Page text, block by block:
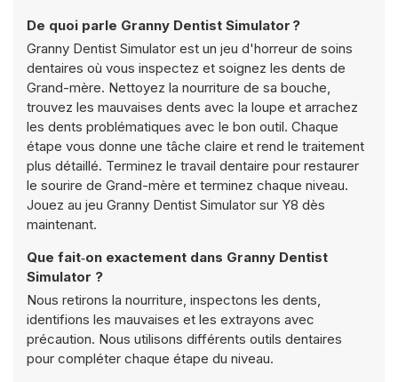
De quoi parle Granny Dentist Simulator ?
Granny Dentist Simulator est un jeu d'horreur de soins
dentaires où vous inspectez et soignez les dents de
Grand-mère. Nettoyez la nourriture de sa bouche,
trouvez les mauvaises dents avec la loupe et arrachez
les dents problématiques avec le bon outil. Chaque
étape vous donne une tâche claire et rend le traitement
plus détaillé. Terminez le travail dentaire pour restaurer
le sourire de Grand-mère et terminez chaque niveau.
Jouez au jeu Granny Dentist Simulator sur Y8 dès
maintenant.
Que fait‑on exactement dans Granny Dentist
Simulator ?
Nous retirons la nourriture, inspectons les dents,
identifions les mauvaises et les extrayons avec
précaution. Nous utilisons différents outils dentaires
pour compléter chaque étape du niveau.